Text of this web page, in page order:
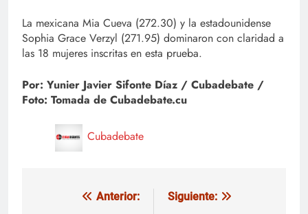
La mexicana Mia Cueva (272.30) y la estadounidense
Sophia Grace Verzyl (271.95) dominaron con claridad a
las 18 mujeres inscritas en esta prueba.
Por: Yunier Javier Sifonte Díaz / Cubadebate /
Foto: Tomada de Cubadebate.cu
Cubadebate
Navegación
Anterior:
Siguiente: